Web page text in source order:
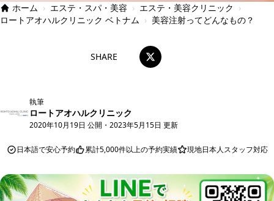
ホーム › エステ・スパ・美容 › エステ・美容クリニック ›
ロートアオハルクリニック ベトナム › 美容注射ってどんなもの？
SHARE
執筆
ロートアオハルクリニック
2020年10月19日 公開 ・ 2023年5月15日 更新
日本語で安心予約 累計5,000件以上の予約実績 現地日本人スタッフ対応